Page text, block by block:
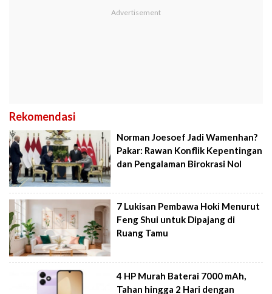
Rekomendasi
Norman Joesoef Jadi Wamenhan?
Pakar: Rawan Konflik Kepentingan
dan Pengalaman Birokrasi Nol
7 Lukisan Pembawa Hoki Menurut
Feng Shui untuk Dipajang di
Ruang Tamu
4 HP Murah Baterai 7000 mAh,
Tahan hingga 2 Hari dengan